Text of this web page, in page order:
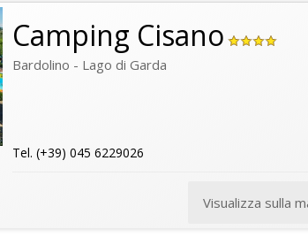
Camping Cisano
Bardolino - Lago di Garda
Tel. (+39) 045 6229026
Visualizza sulla